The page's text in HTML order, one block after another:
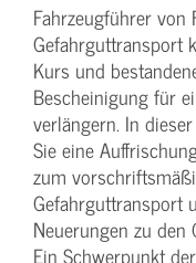
Fahrzeugführer von
Gefahrguttransport
Kurs und
Bescheinigung für
verlängern. In
Sie eine
zum
Gefahrguttransport
Neuerungen zu
Ein Schwerpunkt